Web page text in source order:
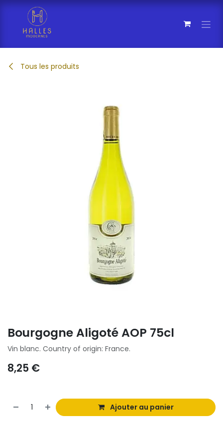
Se rendre au contenu
Tous les produits
Bourgogne Aligoté AOP 75cl
Vin blanc. Country of origin: France.
8,25 €
Ajouter au panier